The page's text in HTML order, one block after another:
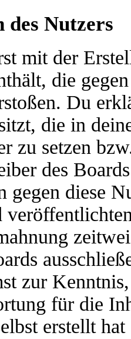
des Nutzers
mit der
die
Du
die in
zu setzen
des
gegen diese
zur
für die
erstellt